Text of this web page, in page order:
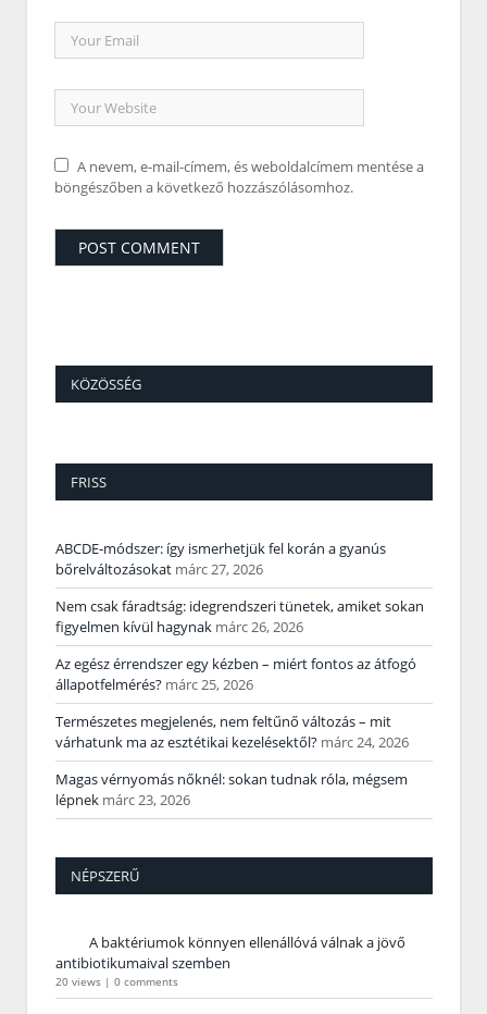
A nevem, e-mail-címem, és weboldalcímem mentése a
böngészőben a következő hozzászólásomhoz.
KÖZÖSSÉG
FRISS
ABCDE‑módszer: így ismerhetjük fel korán a gyanús
bőrelváltozásokat márc 27, 2026
Nem csak fáradtság: idegrendszeri tünetek, amiket sokan
figyelmen kívül hagynak márc 26, 2026
Az egész érrendszer egy kézben – miért fontos az átfogó
állapotfelmérés? márc 25, 2026
Természetes megjelenés, nem feltűnő változás – mit
várhatunk ma az esztétikai kezelésektől? márc 24, 2026
Magas vérnyomás nőknél: sokan tudnak róla, mégsem
lépnek márc 23, 2026
NÉPSZERŰ
A baktériumok könnyen ellenállóvá válnak a jövő
antibiotikumaival szemben
20 views | 0 comments